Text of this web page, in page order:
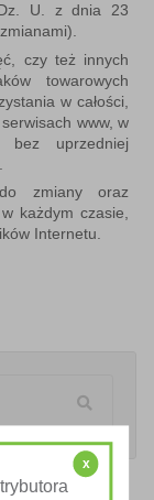
U. z dnia 23
czy też innych
towarowych
w całości,
www, w
bez uprzedniej
zmiany oraz
każdym czasie,
Internetu.
x